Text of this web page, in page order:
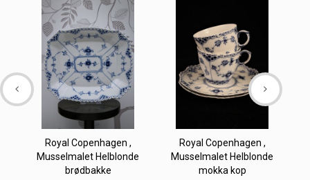
Royal Copenhagen ,
Musselmalet Helblonde
brødbakke
Royal Copenhagen ,
Musselmalet Helblonde
mokka kop